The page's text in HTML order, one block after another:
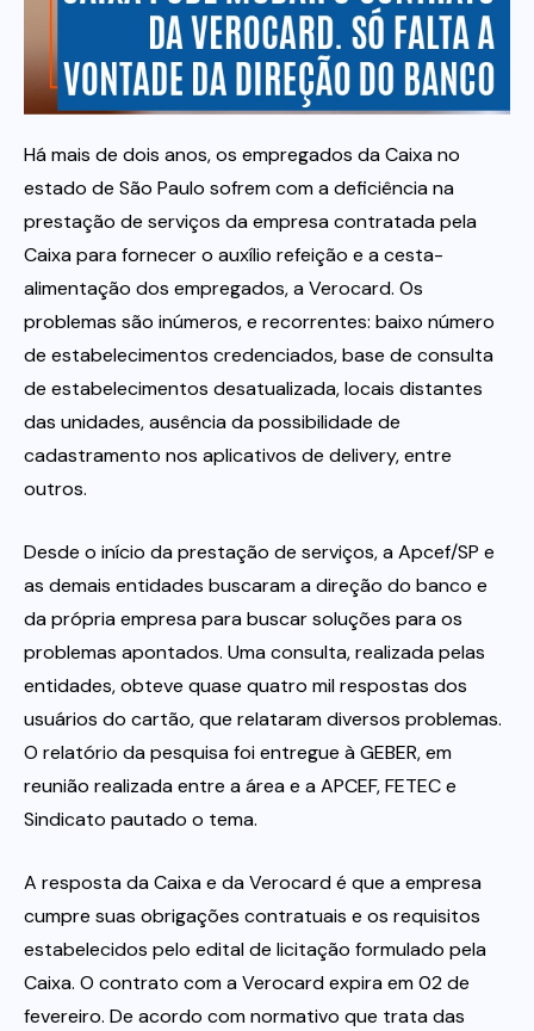
Itau
Há mais de dois anos, os empregados da Caixa no
estado de São Paulo sofrem com a deficiência na
prestação de serviços da empresa contratada pela
Caixa para fornecer o auxílio refeição e a cesta-
alimentação dos empregados, a Verocard. Os
problemas são inúmeros, e recorrentes: baixo número
de estabelecimentos credenciados, base de consulta
de estabelecimentos desatualizada, locais distantes
das unidades, ausência da possibilidade de
cadastramento nos aplicativos de delivery, entre
outros.
Desde o início da prestação de serviços, a Apcef/SP e
as demais entidades buscaram a direção do banco e
da própria empresa para buscar soluções para os
problemas apontados. Uma consulta, realizada pelas
entidades, obteve quase quatro mil respostas dos
usuários do cartão, que relataram diversos problemas.
O relatório da pesquisa foi entregue à GEBER, em
reunião realizada entre a área e a APCEF, FETEC e
Sindicato pautado o tema.
A resposta da Caixa e da Verocard é que a empresa
cumpre suas obrigações contratuais e os requisitos
estabelecidos pelo edital de licitação formulado pela
Caixa. O contrato com a Verocard expira em 02 de
fevereiro. De acordo com normativo que trata das